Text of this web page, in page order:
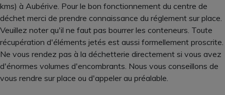
kms) à Aubérive. Pour le bon fonctionnement du centre de
déchet merci de prendre connaissance du réglement sur place.
Veuillez noter qu'il ne faut pas bourrer les conteneurs. Toute
récupération d'éléments jetés est aussi formellement proscrite.
Ne vous rendez pas à la déchetterie directement si vous avez
d'énormes volumes d'encombrants. Nous vous conseillons de
vous rendre sur place ou d'appeler au préalable.